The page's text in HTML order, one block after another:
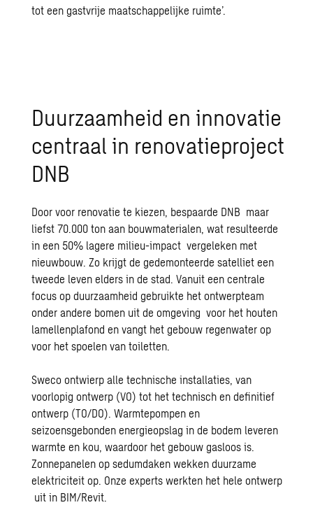
tot een gastvrije maatschappelijke ruimte’.
Duurzaamheid en innovatie
centraal in renovatieproject
DNB
Door voor renovatie te kiezen, bespaarde DNB maar
liefst 70.000 ton aan bouwmaterialen, wat resulteerde
in een 50% lagere milieu-impact vergeleken met
nieuwbouw. Zo krijgt de gedemonteerde satelliet een
tweede leven elders in de stad. Vanuit een centrale
focus op duurzaamheid gebruikte het ontwerpteam
onder andere bomen uit de omgeving voor het houten
lamellenplafond en vangt het gebouw regenwater op
voor het spoelen van toiletten.
Sweco ontwierp alle technische installaties, van
voorlopig ontwerp (VO) tot het technisch en definitief
ontwerp (TO/DO). Warmtepompen en
seizoensgebonden energieopslag in de bodem leveren
warmte en kou, waardoor het gebouw gasloos is.
Zonnepanelen op sedumdaken wekken duurzame
elektriciteit op. Onze experts werkten het hele ontwerp
uit in BIM/Revit.